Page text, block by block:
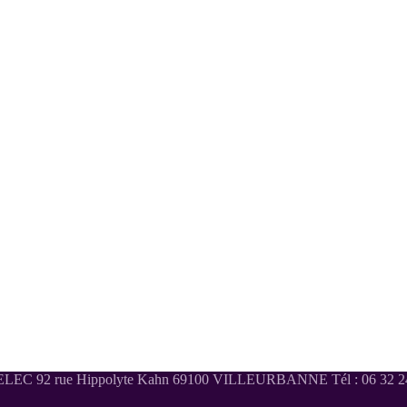
92 rue Hippolyte Kahn 69100 VILLEURBANNE Tél : 06 32